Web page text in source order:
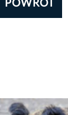
POWRÓT